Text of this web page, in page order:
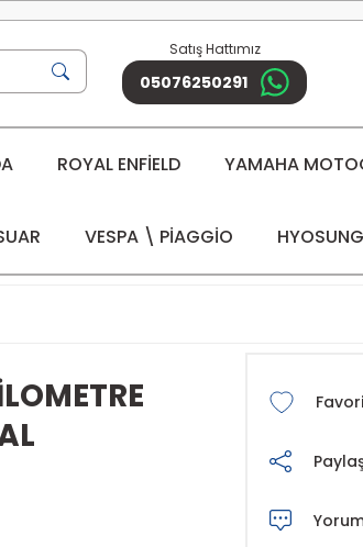
Satış Hattımız
05076250291
ROYAL ENFİELD YAMAHA
VESPA \ PİAGGİO HYOSUNG